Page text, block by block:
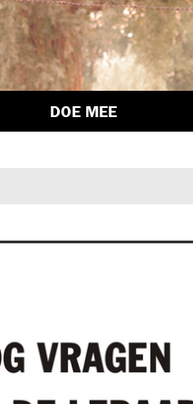
DOE MEE